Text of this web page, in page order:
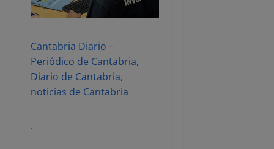
Cantabria Diario –
Periódico de Cantabria,
Diario de Cantabria,
noticias de Cantabria
.